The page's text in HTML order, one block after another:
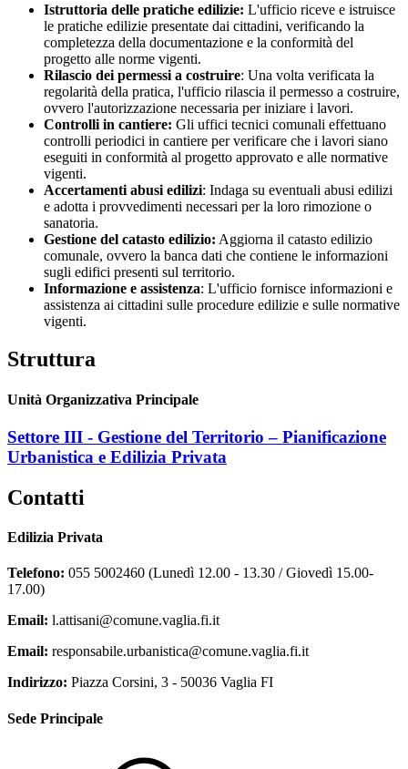
Istruttoria delle pratiche edilizie: L'ufficio riceve e istruisce
le pratiche edilizie presentate dai cittadini, verificando la
completezza della documentazione e la conformità del
progetto alle norme vigenti.
Rilascio dei permessi a costruire: Una volta verificata la
regolarità della pratica, l'ufficio rilascia il permesso a costruire,
ovvero l'autorizzazione necessaria per iniziare i lavori.
Controlli in cantiere: Gli uffici tecnici comunali effettuano
controlli periodici in cantiere per verificare che i lavori siano
eseguiti in conformità al progetto approvato e alle normative
vigenti.
Accertamenti abusi edilizi: Indaga su eventuali abusi edilizi
e adotta i provvedimenti necessari per la loro rimozione o
sanatoria.
Gestione del catasto edilizio: Aggiorna il catasto edilizio
comunale, ovvero la banca dati che contiene le informazioni
sugli edifici presenti sul territorio.
Informazione e assistenza: L'ufficio fornisce informazioni e
assistenza ai cittadini sulle procedure edilizie e sulle normative
vigenti.
Struttura
Unità Organizzativa Principale
Settore III - Gestione del Territorio – Pianificazione
Urbanistica e Edilizia Privata
Contatti
Edilizia Privata
Telefono: 055 5002460 (Lunedì 12.00 - 13.30 / Giovedì 15.00-
17.00)
Email: l.attisani@comune.vaglia.fi.it
Email: responsabile.urbanistica@comune.vaglia.fi.it
Indirizzo: Piazza Corsini, 3 - 50036 Vaglia FI
Sede Principale